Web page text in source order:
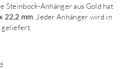
Steinbock-Anhänger aus Gold hat
22,2 mm . Jeder Anhänger wird in
geliefert.